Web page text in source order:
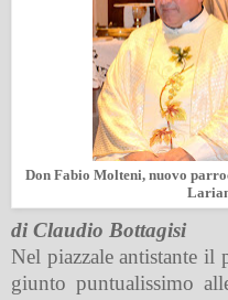
Don Fabio Molteni, nuovo
di Claudio Bottagisi
Nel piazzale antistante il
giunto puntualissimo